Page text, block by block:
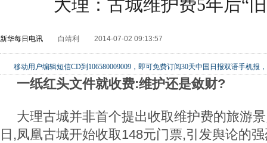
大理：古城维护费5年后“
新华每日电讯 白靖利 2014-07-02 09:13:57
移动用户编辑短信CD到106580009009，即可免费订阅30天中国日报双语手机报
一纸红头文件就收费:维护还是敛财?
大理古城并非首个提出收取维护费的旅游
日,凤凰古城开始收取148元门票,引发舆论的